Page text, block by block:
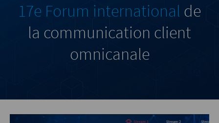
17e Forum international de
la communication client
omnicanale